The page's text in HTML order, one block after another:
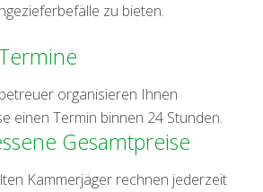
zu bieten.
organisieren Ihnen
einen Termin binnen 24 Stunden.
Gesamtpreise
Kammerjäger rechnen jederzeit